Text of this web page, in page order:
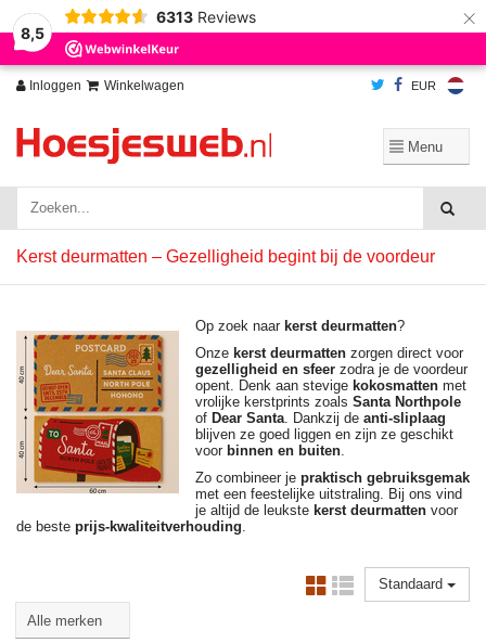
8,5
6313 Reviews ×
Inloggen Winkelwagen EUR
Kerst deurmatten – Gezelligheid begint bij de voordeur
Op zoek naar kerst deurmatten?
Onze kerst deurmatten zorgen direct voor
gezelligheid en sfeer zodra je de voordeur
opent. Denk aan stevige kokosmatten met
vrolijke kerstprints zoals Santa Northpole
of Dear Santa. Dankzij de anti-sliplaag
blijven ze goed liggen en zijn ze geschikt
voor binnen en buiten.
Zo combineer je praktisch gebruiksgemak
met een feestelijke uitstraling. Bij ons vind
je altijd de leukste kerst deurmatten voor
de beste prijs-kwaliteitverhouding.
Standaard
Wij slaan cookies op om onze website te verbeteren. Is dat akkoord?
Ja
Nee